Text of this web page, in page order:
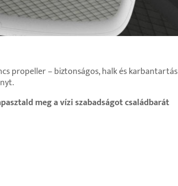
propeller – biztonságos, halk és karbantartás
meg a vízi szabadságot családbarát